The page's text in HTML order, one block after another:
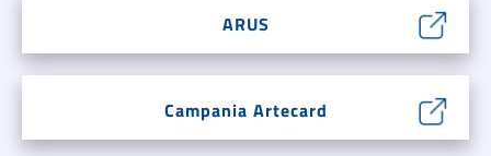
ARUS
Campania Artecard